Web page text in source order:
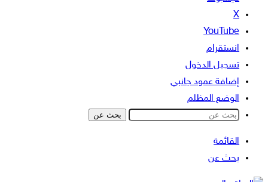
‫X
‫YouTube
انستقرام
تسجيل الدخول
إضافة عمود جانبي
الوضع المظلم
بحث عن
القائمة
بحث عن